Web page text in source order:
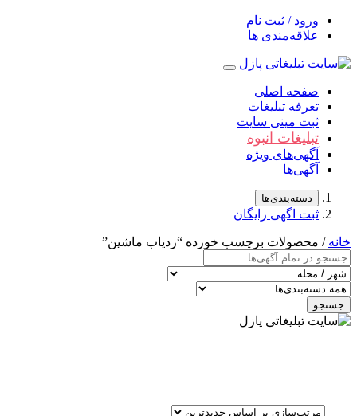
ورود / ثبت نام
علاقه‌مندی ها
صفحه اصلی
تعرفه تبلیغات
ثبت مینی سایت
تبلیغات انبوه
آگهی‌های ویژه
آگهی‌ها
دسته‌بندی‌ها
ثبت اگهی رایگان
خانه / محصولات برچسب خورده “ردیاب ماشین”
جستجو